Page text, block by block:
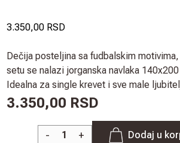
3.350,00 RSD
Dečija posteljina sa fudbalskim
setu se nalazi jorganska navlaka
Idealna za single krevet i sve male
3.350,00 RSD
- + Dodaj u